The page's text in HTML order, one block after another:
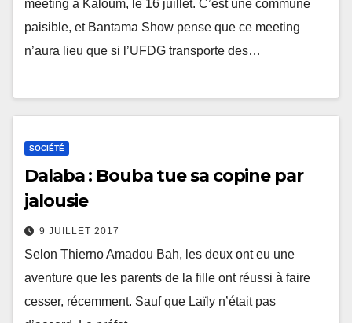
meeting à Kaloum, le 16 juillet. C’est une commune
paisible, et Bantama Show pense que ce meeting
n’aura lieu que si l’UFDG transporte des…
SOCIÉTÉ
Dalaba : Bouba tue sa copine par
jalousie
9 JUILLET 2017
Selon Thierno Amadou Bah, les deux ont eu une
aventure que les parents de la fille ont réussi à faire
cesser, récemment. Sauf que Laïly n’était pas